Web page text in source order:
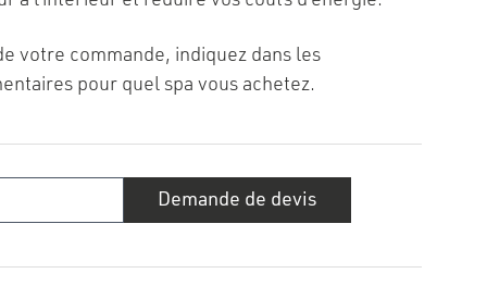
votre commande, indiquez dans les
pour quel spa vous achetez.
Demande de devis